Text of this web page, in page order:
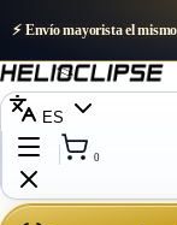
⚡ Envío mayorista el
ES
0